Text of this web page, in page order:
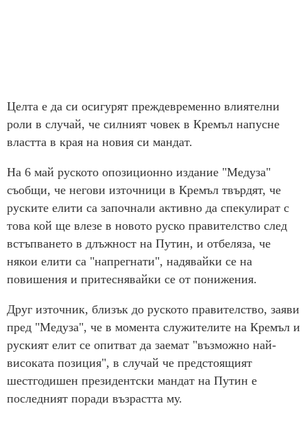
Целта е да си осигурят преждевременно влиятелни
роли в случай, че силният човек в Кремъл напусне
властта в края на новия си мандат.
На 6 май руското опозиционно издание "Медуза"
съобщи, че негови източници в Кремъл твърдят, че
руските елити са започнали активно да спекулират с
това кой ще влезе в новото руско правителство след
встъпването в длъжност на Путин, и отбеляза, че
някои елити са "напрегнати", надявайки се на
повишения и притеснявайки се от понижения.
Друг източник, близък до руското правителство, заяви
пред "Медуза", че в момента служителите на Кремъл и
руският елит се опитват да заемат "възможно най-
високата позиция", в случай че предстоящият
шестгодишен президентски мандат на Путин е
последният поради възрастта му.